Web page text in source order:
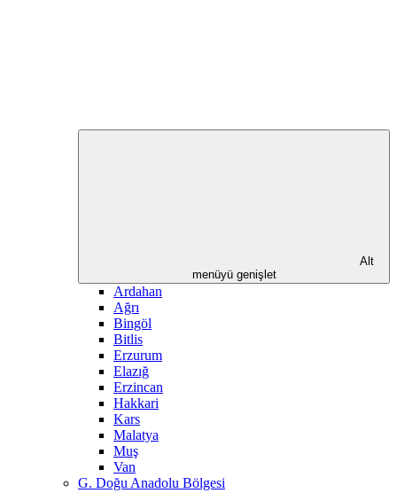
Alt
menüyü genişlet
Ardahan
Ağrı
Bingöl
Bitlis
Erzurum
Elazığ
Erzincan
Hakkari
Kars
Malatya
Muş
Van
G. Doğu Anadolu Bölgesi